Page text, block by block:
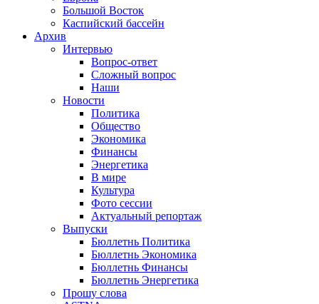
Большой Восток
Каспийский бассейн
Архив
Интервью
Вопрос-ответ
Сложный вопрос
Наши
Новости
Политика
Общество
Экономика
Финансы
Энергетика
В мире
Культура
Фото сессии
Актуальный репортаж
Выпуски
Бюллетнь Политика
Бюллетнь Экономика
Бюллетнь Финансы
Бюллетнь Энергетика
Прошу слова